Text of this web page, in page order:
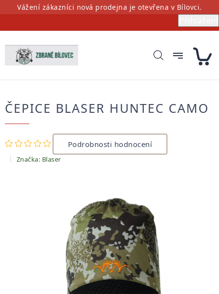
PřejítVážení zákazníci nová prodejna je otevřena v Bílovci.
ČEPICE BLASER HUNTEC CAMO
Průměrné
hodnocení
produktu
je
Podrobnosti hodnocení
Značka: Blaser